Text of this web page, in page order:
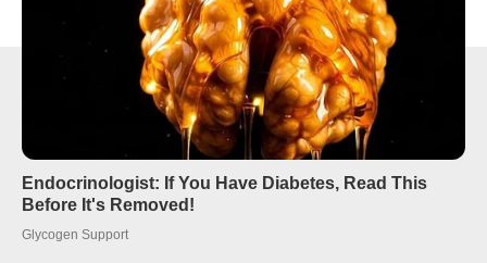
objęci policyjnym dozorem.
- Reklama -